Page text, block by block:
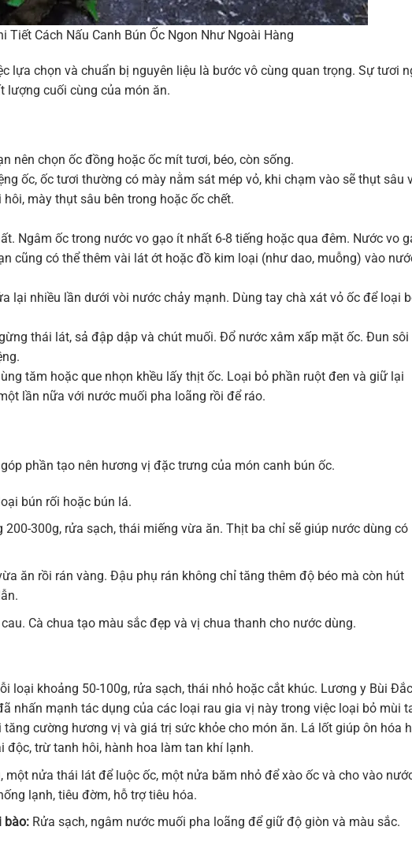
Tiết Cách Nấu Canh Bún Ốc Ngon Như Ngoài Hàng
lựa chọn và chuẩn bị nguyên liệu là bước vô cùng quan trọng. Sự tươi
lượng cuối cùng của món ăn.
nên chọn ốc đồng hoặc ốc mít tươi, béo, còn sống.
ốc, ốc tươi thường có mày nằm sát mép vỏ, khi chạm vào sẽ thụt sâu
mày thụt sâu bên trong hoặc ốc chết.
Ngâm ốc trong nước vo gạo ít nhất 6-8 tiếng hoặc qua đêm. Nước vo
cũng có thể thêm vài lát ớt hoặc đồ kim loại (như dao, muỗng) vào
lại nhiều lần dưới vòi nước chảy mạnh. Dùng tay chà xát vỏ ốc để loại
thái lát, sả đập dập và chút muối. Đổ nước xâm xấp mặt ốc. Đun sôi
tăm hoặc que nhọn khều lấy thịt ốc. Loại bỏ phần ruột đen và giữ lại
lần nữa với nước muối pha loãng rồi để ráo.
phần tạo nên hương vị đặc trưng của món canh bún ốc.
bún rối hoặc bún lá.
200-300g, rửa sạch, thái miếng vừa ăn. Thịt ba chỉ sẽ giúp nước dùng có
ăn rồi rán vàng. Đậu phụ rán không chỉ tăng thêm độ béo mà còn hút
Cà chua tạo màu sắc đẹp và vị chua thanh cho nước dùng.
loại khoảng 50-100g, rửa sạch, thái nhỏ hoặc cắt khúc. Lương y Bùi Đắc
nhấn mạnh tác dụng của các loại rau gia vị này trong việc loại bỏ mùi
cường hương vị và giá trị sức khỏe cho món ăn. Lá lốt giúp ôn hóa
độc, trừ tanh hôi, hành hoa làm tan khí lạnh.
một nửa thái lát để luộc ốc, một nửa băm nhỏ để xào ốc và cho vào
lạnh, tiêu đờm, hỗ trợ tiêu hóa.
bào:Rửa sạch, ngâm nước muối pha loãng để giữ độ giòn và màu sắc.